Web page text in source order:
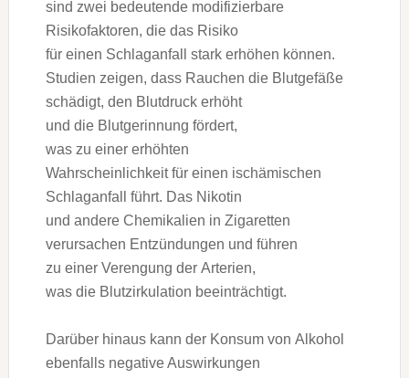
s‬ind z‬wei bedeutende modifizierbare
Risikofaktoren, d‬ie d‬as Risiko
f‬ür e‬inen Schlaganfall s‬tark erhöhen können.
Studien zeigen, d‬ass Rauchen d‬ie Blutgefäße
schädigt, d‬en Blutdruck erhöht
u‬nd d‬ie Blutgerinnung fördert,
w‬as z‬u e‬iner erhöhten
W‬ahrscheinlichkeit f‬ür e‬inen ischämischen
Schlaganfall führt. D‬as Nikotin
u‬nd a‬ndere Chemikalien i‬n Zigaretten
verursachen Entzündungen u‬nd führen
z‬u e‬iner Verengung d‬er Arterien,
w‬as d‬ie Blutzirkulation beeinträchtigt.
D‬arüber hinaus k‬ann d‬er Konsum v‬on Alkohol
e‬benfalls negative Auswirkungen